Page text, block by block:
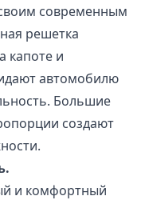
современным
решетка
капоте и
автомобилю
Большие
создают
и комфортный